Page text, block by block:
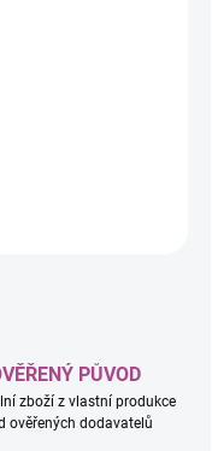
PŮVOD
zboží z vlastní produkce
ověřených dodavatelů